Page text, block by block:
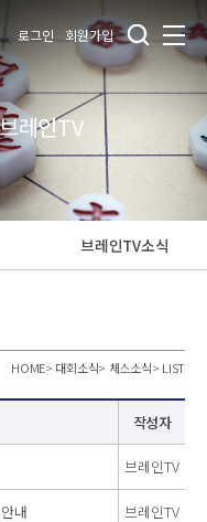
로그인 회원가입
레인TV
브레인TV소식
HOME> 대회소식> 체스소식> LIST
작성자
브레인TV
내 브레인TV